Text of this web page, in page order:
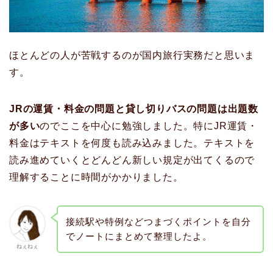
ほとんどの人が苦戦するのが国内旅行実務だと思いま
す。
JRの運賃・料金の問題と貸し切りバスの問題は出題数
が多いのでここを中心に勉強しました。特にJR運賃・
料金はテキストを何度も読み込みました。テキストを
読み進めていくとどんどん新しい規定が出てくるので
理解することに時間がかかりました。
ねぇねぇ
接続駅や特例などつまづくポイントを自分
でノートにまとめて整理したよ。